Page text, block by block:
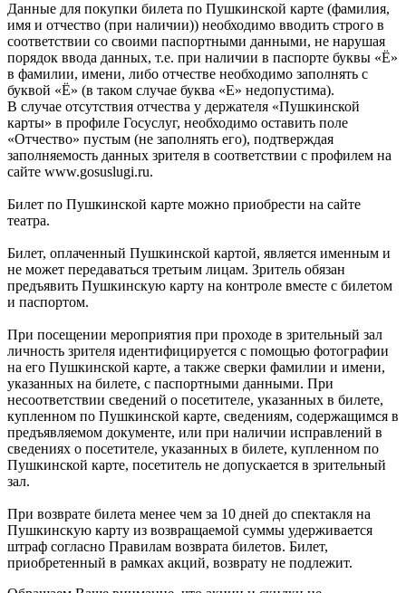
Данные для покупки билета по Пушкинской карте (фамилия,
имя и отчество (при наличии)) необходимо вводить строго в
соответствии со своими паспортными данными, не нарушая
порядок ввода данных, т.е. при наличии в паспорте буквы «Ё»
в фамилии, имени, либо отчестве необходимо заполнять с
буквой «Ё» (в таком случае буква «Е» недопустима).
В случае отсутствия отчества у держателя «Пушкинской
карты» в профиле Госуслуг, необходимо оставить поле
«Отчество» пустым (не заполнять его), подтверждая
заполняемость данных зрителя в соответствии с профилем на
сайте www.gosuslugi.ru.
Билет по Пушкинской карте можно приобрести на сайте
театра.
Билет, оплаченный Пушкинской картой, является именным и
не может передаваться третьим лицам. Зритель обязан
предъявить Пушкинскую карту на контроле вместе с билетом
и паспортом.
При посещении мероприятия при проходе в зрительный зал
личность зрителя идентифицируется с помощью фотографии
на его Пушкинской карте, а также сверки фамилии и имени,
указанных на билете, с паспортными данными. При
несоответствии сведений о посетителе, указанных в билете,
купленном по Пушкинской карте, сведениям, содержащимся в
предъявляемом документе, или при наличии исправлений в
сведениях о посетителе, указанных в билете, купленном по
Пушкинской карте, посетитель не допускается в зрительный
зал.
При возврате билета менее чем за 10 дней до спектакля на
Пушкинскую карту из возвращаемой суммы удерживается
штраф согласно Правилам возврата билетов. Билет,
приобретенный в рамках акций, возврату не подлежит.